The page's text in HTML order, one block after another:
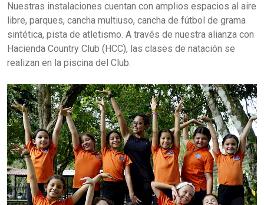
Nuestras instalaciones cuentan con amplios espacios al aire
libre, parques, cancha multiuso, cancha de fútbol de grama
sintética, pista de atletismo. A través de nuestra alianza con
Hacienda Country Club (HCC), las clases de natación se
realizan en la piscina del Club.